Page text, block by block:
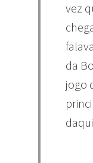
vez
da
jogo